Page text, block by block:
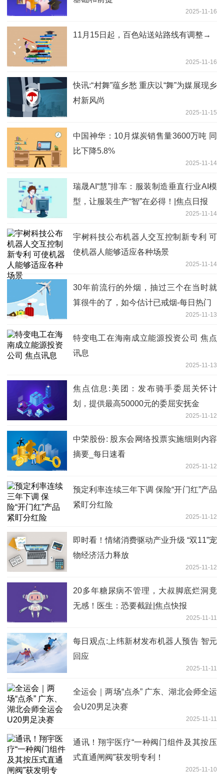
2025-11-16
11月15日起，百色站送站路线有调整→
2025-11-16
快讯:“村舞”蕴乡愁 重庆以“舞”为媒展现乡
村新风尚
2025-11-15
中国神华：10月煤炭销售量3600万吨 同
比下降5.8%
2025-11-14
瑞晟AI“慧”排车：服装制造垂直行业AI模
型，让服装生产“智”在必得！|焦点日报
2025-11-14
宇树科技公布机器人交互控制新专利 可
使机器人能够适应各种场景
2025-11-14
30年前流行的外烟，抽过三个在当时就
算很牛的了，如今估计已戒烟-每日热门
2025-11-13
特变电工在海南成立能源投资公司 焦点
讯息
2025-11-13
焦点信息:美团：发布骑手委屈关怀计
划，提供最高50000元的委屈安抚金
2025-11-12
中荣股份: 股东会网络投票实施细则内容
摘要_每日速看
2025-11-12
预定利率连续三年下调 保险“开门红”产品
紧盯分红险
2025-11-12
即时看！情绪消费驱动产业升级 “双11”宠
物经济活力释放
2025-11-12
20多年糖尿病不管理，大叔脚底烂洞竟
无感！医生：恐要截趾|焦点快报
2025-11-11
每日观点:上纬新材发布机器人预告 智元
回应
2025-11-11
全运会｜两场“点杀” 广东、湖北会师全运
会U20男足决赛
2025-11-11
通讯！翔宇医疗“一种阀门组件及其按压
式直通闸阀”获发明专利！
2025-11-10